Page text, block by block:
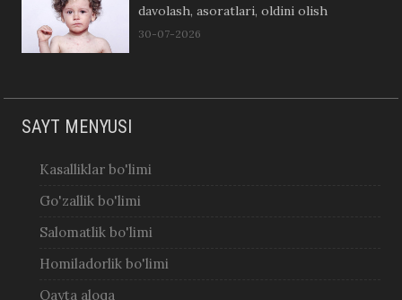
davolash, asoratlari, oldini olish
30-07-2026
SAYT MENYUSI
Kasalliklar bo'limi
Go'zallik bo'limi
Salomatlik bo'limi
Homiladorlik bo'limi
Qayta aloqa